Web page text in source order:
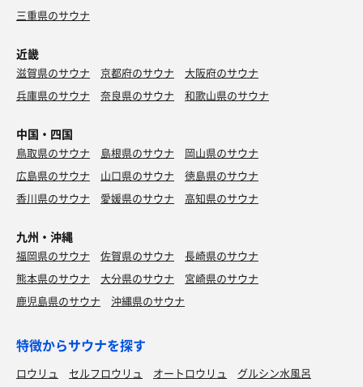
三重県のサウナ
近畿
滋賀県のサウナ 京都府のサウナ
大阪府のサウナ
兵庫県のサウナ
奈良県のサウナ 和歌山県のサウナ
中国・四国
鳥取県のサウナ 島根県のサウナ
岡山県のサウナ
広島県のサウナ
山口県のサウナ
徳島県のサウナ
香川県のサウナ
愛媛県のサウナ 高知県のサウナ
九州・沖縄
福岡県のサウナ 佐賀県のサウナ
長崎県のサウナ
熊本県のサウナ
大分県のサウナ
宮崎県のサウナ
鹿児島県のサウナ
沖縄県のサウナ
特徴からサウナを探す
ロウリュ セルフロウリュ オートロウリュ
グルシン水風呂